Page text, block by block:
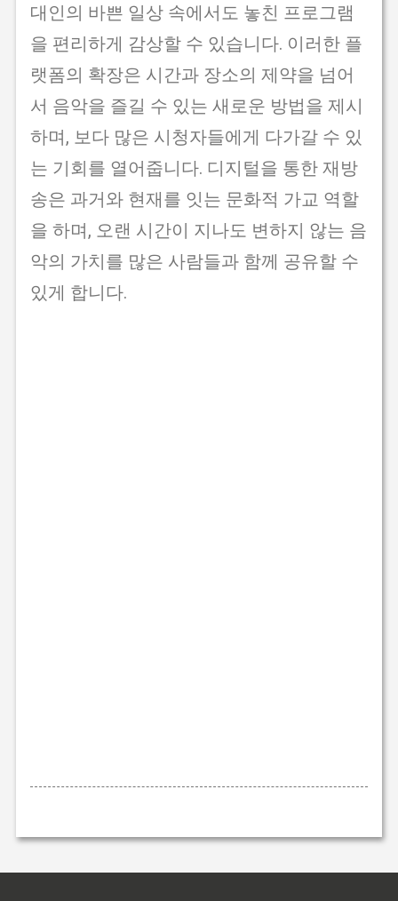
대인의 바쁜 일상 속에서도 놓친 프로그램
을 편리하게 감상할 수 있습니다. 이러한 플
랫폼의 확장은 시간과 장소의 제약을 넘어
서 음악을 즐길 수 있는 새로운 방법을 제시
하며, 보다 많은 시청자들에게 다가갈 수 있
는 기회를 열어줍니다. 디지털을 통한 재방
송은 과거와 현재를 잇는 문화적 가교 역할
을 하며, 오랜 시간이 지나도 변하지 않는 음
악의 가치를 많은 사람들과 함께 공유할 수
있게 합니다.